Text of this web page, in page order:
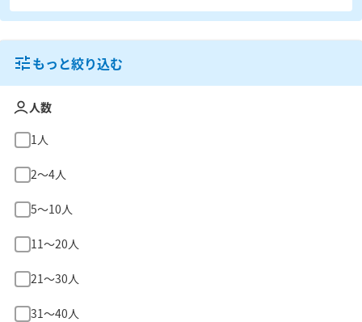
もっと絞り込む
人数
1人
2〜4人
5〜10人
11〜20人
21〜30人
31〜40人